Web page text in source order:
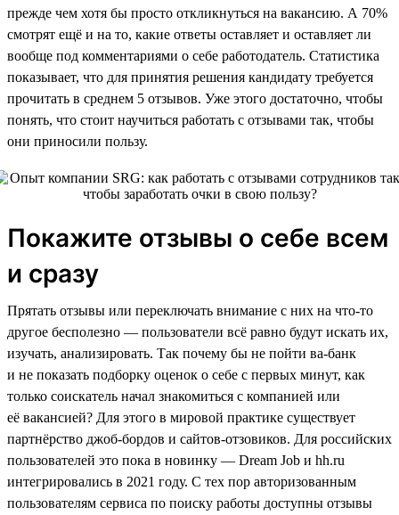
прежде чем хотя бы просто откликнуться на вакансию. А 70%
смотрят ещё и на то, какие ответы оставляет и оставляет ли
вообще под комментариями о себе работодатель. Статистика
показывает, что для принятия решения кандидату требуется
прочитать в среднем 5 отзывов. Уже этого достаточно, чтобы
понять, что стоит научиться работать с отзывами так, чтобы
они приносили пользу.
Покажите отзывы о себе всем
и сразу
Прятать отзывы или переключать внимание с них на что-то
другое бесполезно — пользователи всё равно будут искать их,
изучать, анализировать. Так почему бы не пойти ва-банк
и не показать подборку оценок о себе с первых минут, как
только соискатель начал знакомиться с компанией или
её вакансией? Для этого в мировой практике существует
партнёрство джоб-бордов и сайтов-отзовиков. Для российских
пользователей это пока в новинку — Dream Job и hh.ru
интегрировались в 2021 году. С тех пор авторизованным
пользователям сервиса по поиску работы доступны отзывы